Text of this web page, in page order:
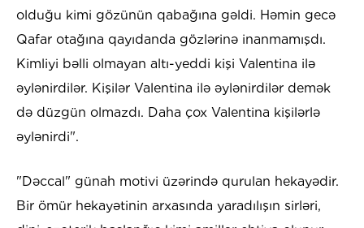
olduğu kimi gözünün qabağına gəldi. Həmin gecə
Qafar otağına qayıdanda gözlərinə inanmamışdı.
Kimliyi bəlli olmayan altı-yeddi kişi Valentina ilə
əylənirdilər. Kişilər Valentina ilə əylənirdilər demək
də düzgün olmazdı. Daha çox Valentina kişilərlə
əylənirdi".
"Dəccal" günah motivi üzərində qurulan hekayədir.
Bir ömür hekayətinin arxasında yaradılışın sirləri,